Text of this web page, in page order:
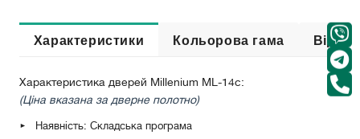
Характеристики Кольорова гама
Характеристика дверей Millenium ML-14с:
(Ціна вказана за дверне полотно)
Наявність: Складська програма